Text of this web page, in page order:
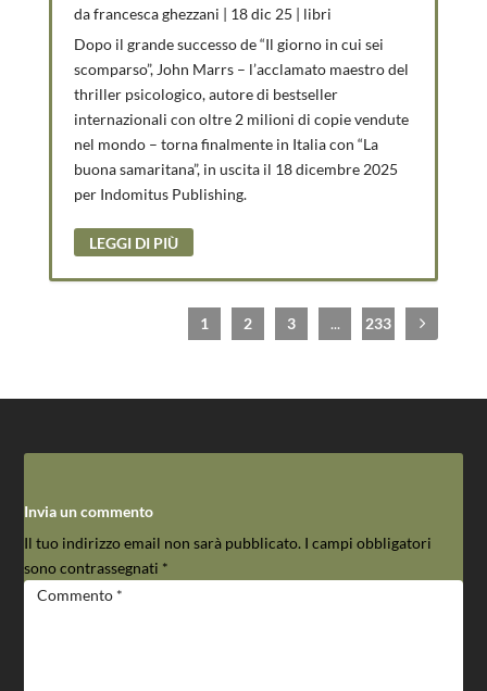
dafrancesca ghezzani | 18 dic 25 | libri
Dopo il grande successo de “Il giorno in cui sei
scomparso”, John Marrs – l’acclamato maestro del
thriller psicologico, autore di bestseller
internazionali con oltre 2 milioni di copie vendute
nel mondo – torna finalmente in Italia con “La
buona samaritana”, in uscita il 18 dicembre 2025
per Indomitus Publishing.
LEGGI DI PIÙ
1 2 3 ... 233
Invia un commento
Il tuo indirizzo email non sarà pubblicato. I campi obbligatori
sono contrassegnati *